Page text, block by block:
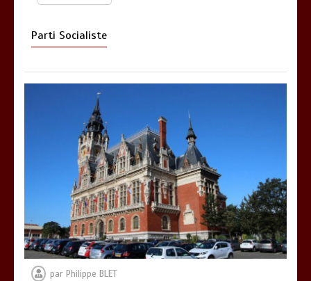
Parti Socialiste
par Philippe BLET